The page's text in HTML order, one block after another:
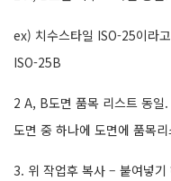
ex) 치수스타일 ISO-25이라
ISO-25B
2 A, B도면 품목 리스트 동
도면 중 하나에 도면에 품목
3. 위 작업후 복사 – 붙여넣기